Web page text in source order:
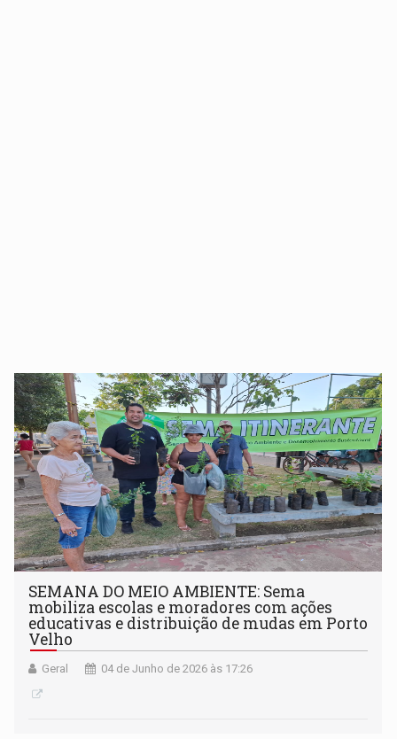
SEMANA DO MEIO AMBIENTE: Sema
mobiliza escolas e moradores com ações
educativas e distribuição de mudas em Porto
Velho
Geral 04 de Junho de 2026 às 17:26